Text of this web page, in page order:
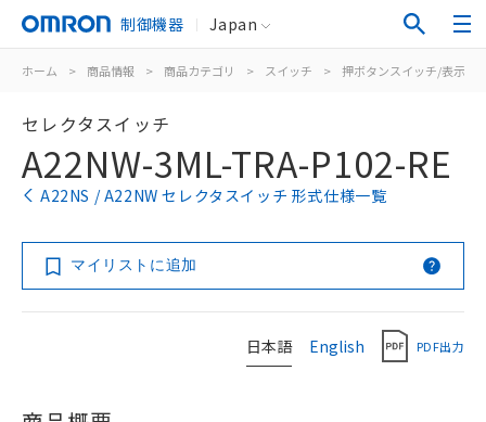
制御機器 Japan
ホーム > 商品情報 > 商品カテゴリ > スイッチ > 押ボタンスイッチ/表示灯
セレクタスイッチ
A22NW-3ML-TRA-P102-RE
A22NS / A22NW セレクタスイッチ 形式仕様一覧
マイリストに追加
日本語 English PDF出力